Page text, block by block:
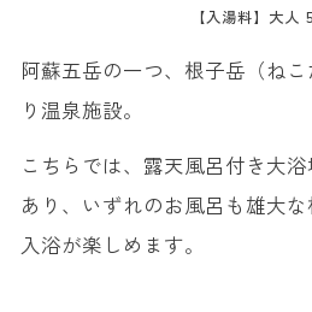
【入湯料】大人
阿蘇五岳の一つ、根子岳（ね
り温泉施設。
こちらでは、露天風呂付き大
あり、いずれのお風呂も雄大
入浴が楽しめます。